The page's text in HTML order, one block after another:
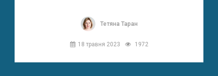
Тетяна Таран
18 травня 2023 1972